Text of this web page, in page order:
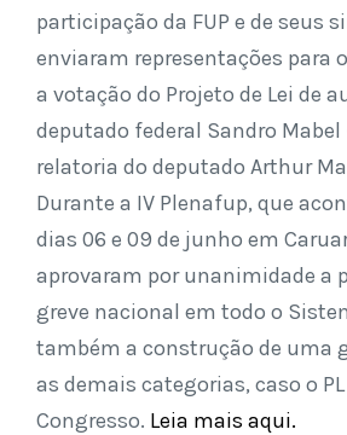
participação da FUP e de seus
enviaram representações para
a votação do Projeto de Lei de
deputado federal Sandro Mabel
relatoria do deputado Arthur
Durante a IV Plenafup, que
dias 06 e 09 de junho em
aprovaram por unanimidade a
greve nacional em todo o
também a construção de uma
as demais categorias, caso o
Congresso. Leia mais aqui.